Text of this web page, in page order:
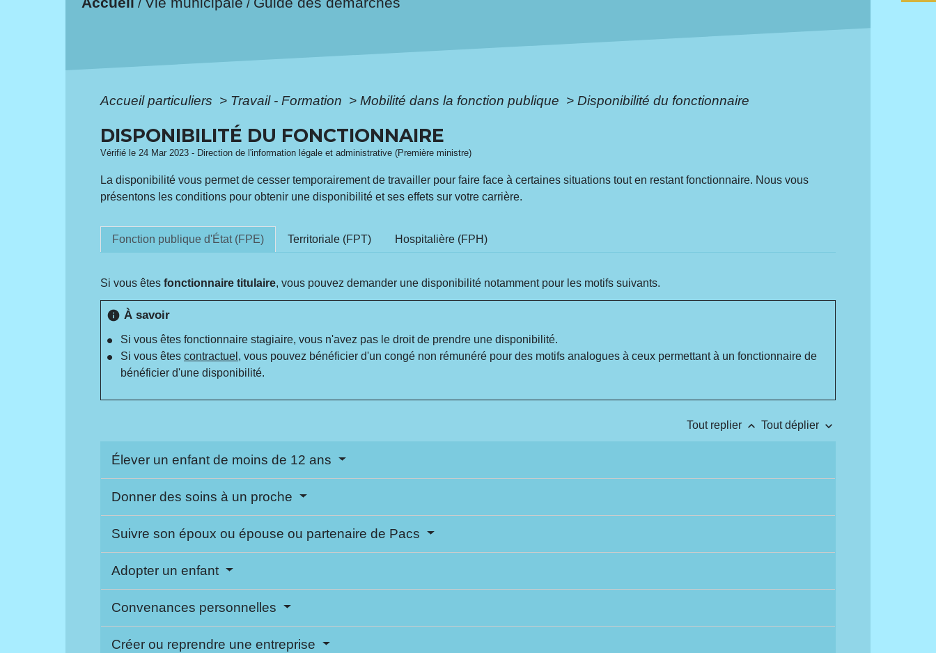
/ /
Accueil particuliers > Travail - Formation > Mobilité dans la fonction publique > Disponibilité du fonctionnaire
DISPONIBILITÉ DU FONCTIONNAIRE
Vérifié le 24 Mar 2023 - Direction de l'information légale et administrative (Première ministre)
La disponibilité vous permet de cesser temporairement de travailler pour faire face à certaines situations tout en restant fonctionnaire. Nous vous
présentons les conditions pour obtenir une disponibilité et ses effets sur votre carrière.
Fonction publique d'État (FPE) Territoriale (FPT) Hospitalière (FPH)
Si vous êtesfonctionnaire titulaire, vous pouvez demander une disponibilité notamment pour les motifs suivants.
info À savoir
Si vous êtes fonctionnaire stagiaire, vous n'avez pas le droit de prendre une disponibilité.
Si vous êtescontractuel , vous pouvez bénéficier d'un congé non rémunéré pour des motifs analogues à ceux permettant à un fonctionnaire de
bénéficier d'une disponibilité.
Tout replier keyboard_arrow_up Tout déplier keyboard_arrow_down
Élever un enfant de moins de 12 ans
Donner des soins à un proche
Suivre son époux ou épouse ou partenaire de Pacs
Adopter un enfant
Convenances personnelles
Créer ou reprendre une entreprise